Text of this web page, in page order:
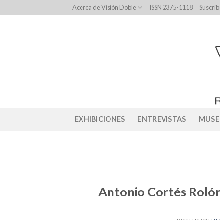
to
Acerca de Visión Doble ISSN 2375-1118
EXHIBICIONES ENTREVISTAS
Antonio Cortés